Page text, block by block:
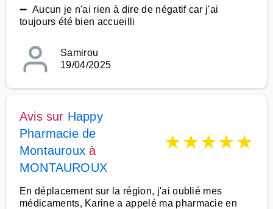
➖ Aucun je n'ai rien à dire de négatif car j'ai
toujours été bien accueilli
Samirou
19/04/2025
Avis sur Happy
Pharmacie de
Montauroux à
MONTAUROUX
★★★★★
En déplacement sur la région, j'ai oublié mes
médicaments, Karine a appelé ma pharmacie en